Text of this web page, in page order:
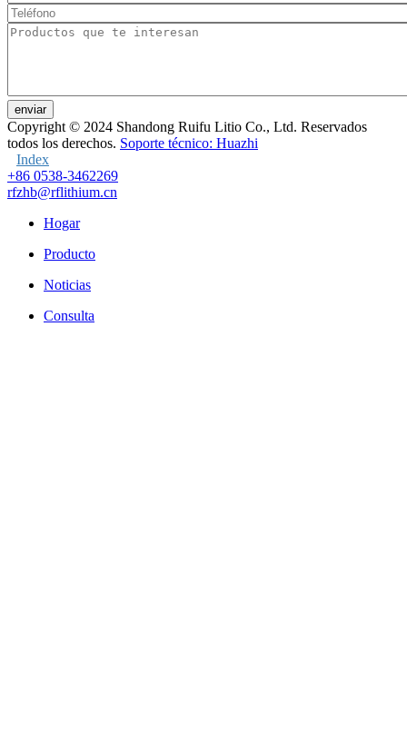
enviar
Copyright © 2024 Shandong Ruifu Litio Co., Ltd. Reservados
todos los derechos. Soporte técnico: Huazhi
Index
+86 0538-3462269
rfzhb@rflithium.cn
Hogar
Producto
Noticias
Consulta